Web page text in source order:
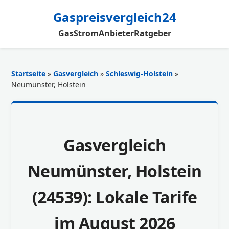
Gaspreisvergleich24
GasStromAnbieterRatgeber
Startseite »Gasvergleich »Schleswig-Holstein »
Neumünster, Holstein
Gasvergleich
Neumünster, Holstein
(24539): Lokale Tarife
im August 2026